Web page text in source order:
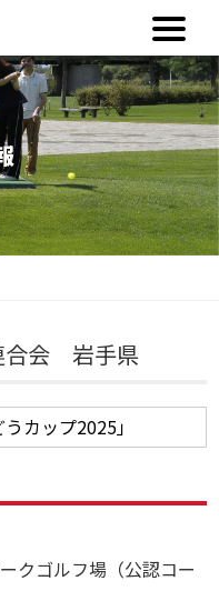
合会 岩手県
カップ2025」
ゴルフ場（公認コー